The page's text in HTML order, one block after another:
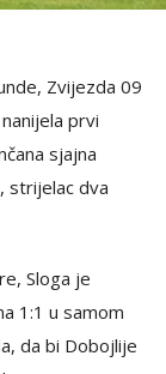
Zvijezda 09
prvi
sjajna
strijelac dva
Sloga je
1:1 u samom
da bi Dobojlije